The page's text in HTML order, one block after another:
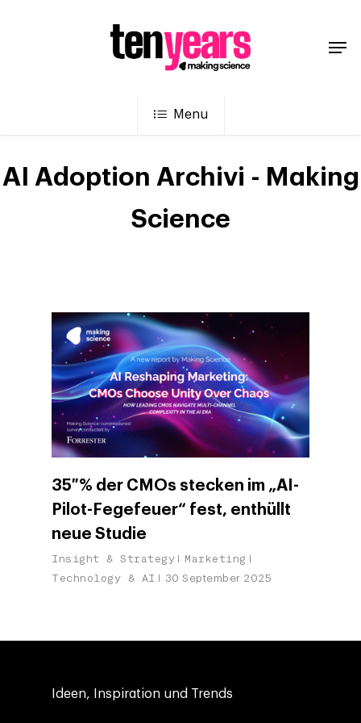
Menu
AI Adoption Archivi - Making
Science
35 % der CMOs stecken im „AI-
Pilot-Fegefeuer“ fest, enthüllt
neue Studie
Insight & Strategy
Marketing
Technology & AI
30 September 2025
Ideen, Inspiration und Trends